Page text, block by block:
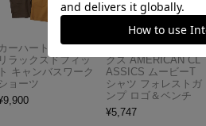
カーハート Carhartt
リラックスドフィッ
ト キャンバスワーク
ショーツ
9,900
アメリカンクラシッ
クス AMERICAN CL
ASSICS ムービーT
シャツ フォレストガ
ンプ ロゴ＆ベンチ
¥5,747